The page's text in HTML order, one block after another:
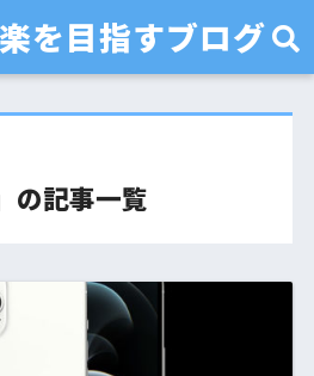
を目指すブログ
の記事一覧